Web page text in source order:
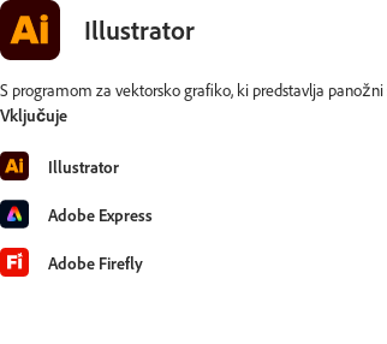
Illustrator
S programom za vektorsko grafiko, ki predstavlja
Vključuje
Illustrator
Adobe Express
Adobe Firefly